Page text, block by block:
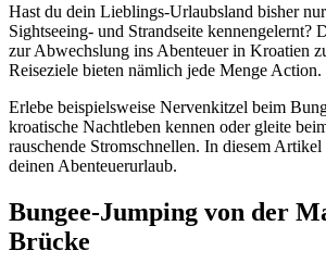
Hast du dein Lieblings-Urlaubsland bisher
Sightseeing- und Strandseite kennengelernt?
zur Abwechslung ins Abenteuer in Kroatien
Reiseziele bieten nämlich jede Menge Action.
Erlebe beispielsweise Nervenkitzel beim
kroatische Nachtleben kennen oder gleite
rauschende Stromschnellen. In diesem
deinen Abenteuerurlaub.
Bungee-Jumping von der
Brücke